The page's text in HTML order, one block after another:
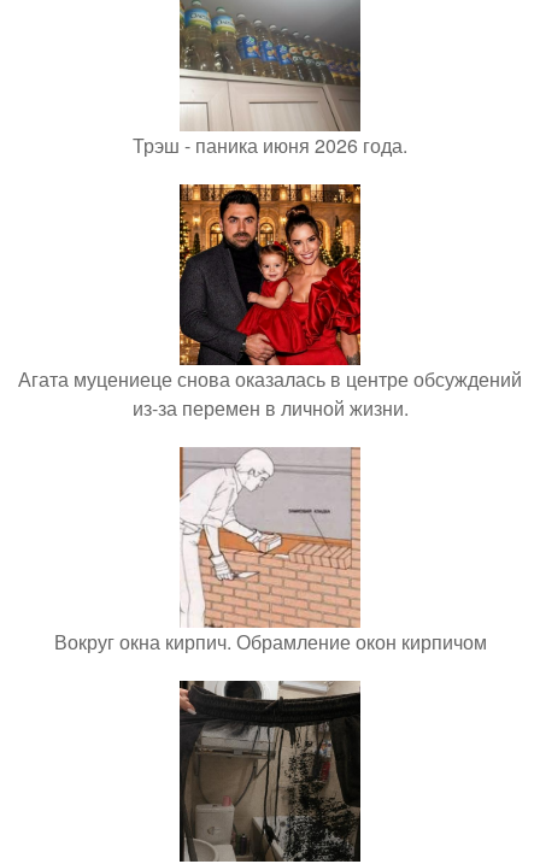
Трэш - паника июня 2026 года.
Агата муцениеце снова оказалась в центре обсуждений
из-за перемен в личной жизни.
Вокруг окна кирпич. Обрамление окон кирпичом